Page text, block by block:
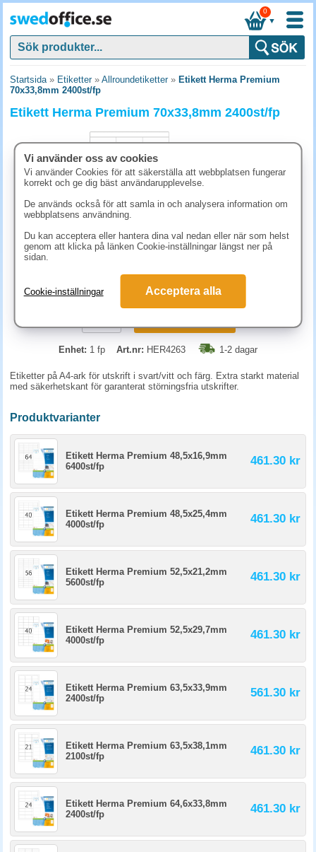
▼
0
Startsida» Etiketter» Allroundetiketter» Etikett Herma Premium
70x33,8mm 2400st/fp
Etikett Herma Premium 70x33,8mm 2400st/fp
461.30 kr (inkl. moms)
Enhet: 1 fp Art.nr: HER4263 1-2 dagar
Etiketter på A4-ark för utskrift i svart/vitt och färg. Extra starkt material
med säkerhetskant för garanterat störningsfria utskrifter.
Produktvarianter
Etikett Herma Premium 48,5x16,9mm
6400st/fp
461.30 kr
Etikett Herma Premium 48,5x25,4mm
4000st/fp
461.30 kr
Etikett Herma Premium 52,5x21,2mm
5600st/fp
461.30 kr
Etikett Herma Premium 52,5x29,7mm
4000st/fp
461.30 kr
Etikett Herma Premium 63,5x33,9mm
2400st/fp
561.30 kr
Etikett Herma Premium 63,5x38,1mm
2100st/fp
461.30 kr
Etikett Herma Premium 64,6x33,8mm
2400st/fp
461.30 kr
Vi använder oss av cookies
Vi använder Cookies för att säkerställa att webbplatsen fungerar
korrekt och ge dig bäst användarupplevelse.
De används också för att samla in och analysera information om
webbplatsens användning.
Du kan acceptera eller hantera dina val nedan eller när som helst
genom att klicka på länken Cookie-inställningar längst ner på
sidan.
Cookie-inställningar Acceptera alla